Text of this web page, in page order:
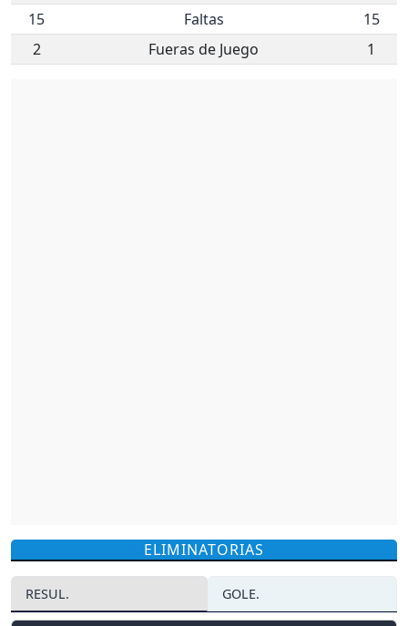
15
Faltas
15
2
Fueras de Juego 1
ELIMINATORIAS
RESUL. GOLE.